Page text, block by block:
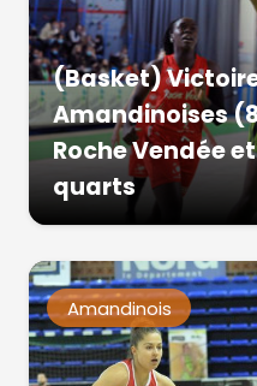
(Basket)
Amandinoises
Roche Vendée
quarts
Amandinois